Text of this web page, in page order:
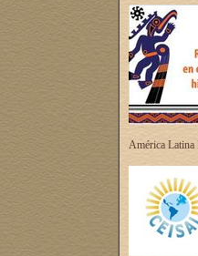
América Latina